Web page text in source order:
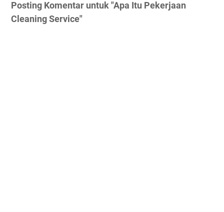
Posting Komentar untuk "Apa Itu Pekerjaan
Cleaning Service"